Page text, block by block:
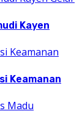
Kayen
Keamanan